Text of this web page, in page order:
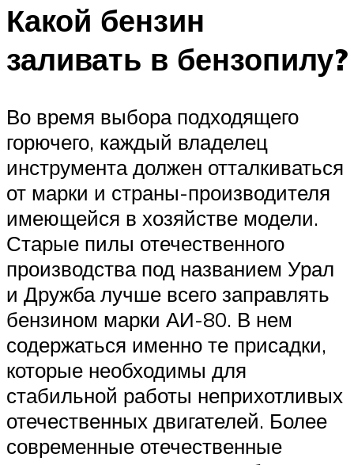
Какой бензин
заливать в бензопилу?
Во время выбора подходящего
горючего, каждый владелец
инструмента должен отталкиваться
от марки и страны-производителя
имеющейся в хозяйстве модели.
Старые пилы отечественного
производства под названием Урал
и Дружба лучше всего заправлять
бензином марки АИ-80. В нем
содержаться именно те присадки,
которые необходимы для
стабильной работы неприхотливых
отечественных двигателей. Более
современные отечественные